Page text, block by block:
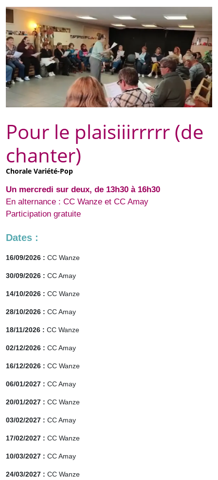
Pour le plaisiiirrrrr (de
chanter)
Chorale Variété-Pop
Un mercredi sur deux, de 13h30 à 16h30
En alternance : CC Wanze et CC Amay
Participation gratuite
Dates :
16/09/2026 : CC Wanze
30/09/2026 : CC Amay
14/10/2026 : CC Wanze
28/10/2026 : CC Amay
18/11/2026 : CC Wanze
02/12/2026 : CC Amay
16/12/2026 : CC Wanze
06/01/2027 : CC Amay
20/01/2027 : CC Wanze
03/02/2027 : CC Amay
17/02/2027 : CC Wanze
10/03/2027 : CC Amay
24/03/2027 : CC Wanze